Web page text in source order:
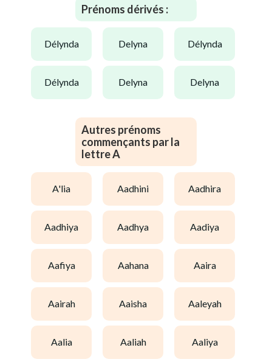
Prénoms dérivés :
délynda delyna délynda
délynda delyna delyna
Autres prénoms
commençants par la
lettre A
a'lia aadhini aadhira
aadhiya aadhya aadiya
aafiya aahana aaira
aairah aaisha aaleyah
aalia aaliah aaliya